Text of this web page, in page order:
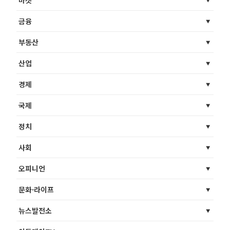
금융
부동산
산업
경제
국제
정치
사회
오피니언
문화·라이프
뉴스발전소